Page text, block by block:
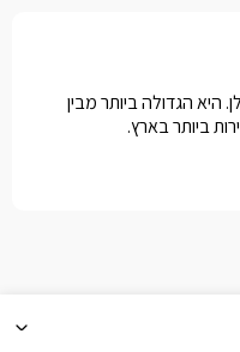
היא הגדולה ביותר מבין
ביותר בארץ.